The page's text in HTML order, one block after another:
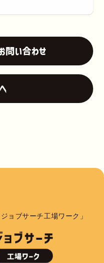
問い合わせ
ョブサーチ工場ワーク」